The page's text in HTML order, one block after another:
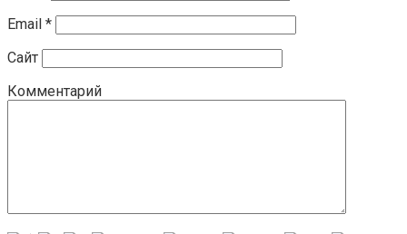
Email *
Сайт
Комментарий